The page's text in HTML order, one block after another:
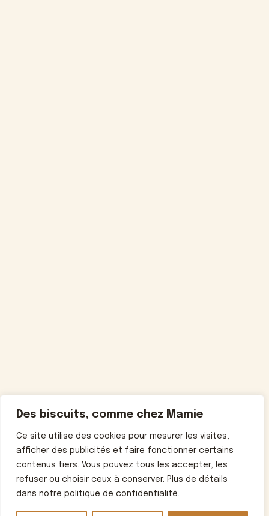
Des biscuits, comme chez Mamie
Ce site utilise des cookies pour mesurer les visites,
afficher des publicités et faire fonctionner certains
contenus tiers. Vous pouvez tous les accepter, les
refuser ou choisir ceux à conserver. Plus de détails
dans notre politique de confidentialité.